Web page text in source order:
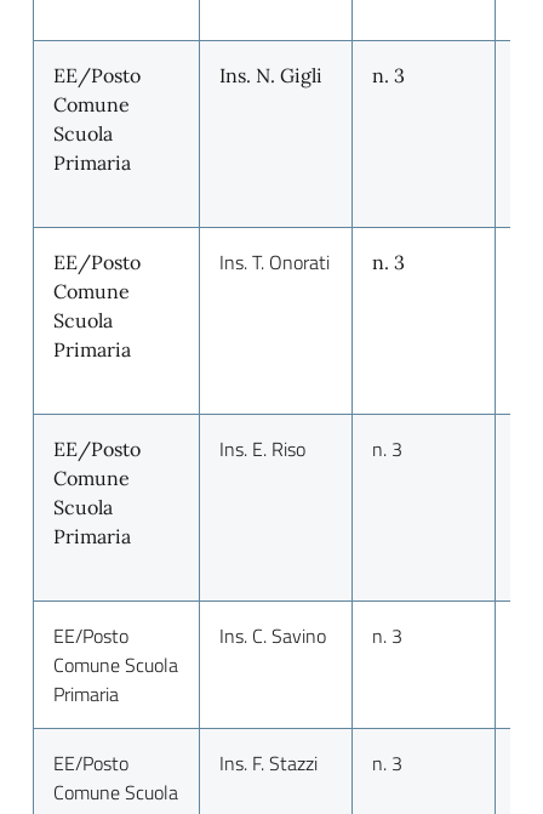
EE/Posto
Comune
Scuola
Primaria
Ins. N. Gigli n. 3
EE/Posto
Comune
Scuola
Primaria
Ins. T. Onorati n. 3
EE/Posto
Comune
Scuola
Primaria
Ins. E. Riso n. 3
EE/Posto
Comune Scuola
Primaria
Ins. C. Savino n. 3
EE/Posto
Comune Scuola
Ins. F. Stazzi n. 3